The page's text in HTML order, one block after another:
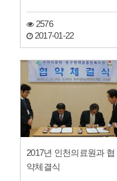
2576
2017-01-22
2017년 인천의료원과 협
약체결식